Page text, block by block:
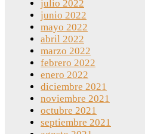
julio 2022
junio 2022
mayo 2022
abril 2022
marzo 2022
febrero 2022
enero 2022
diciembre 2021
noviembre 2021
octubre 2021
septiembre 2021